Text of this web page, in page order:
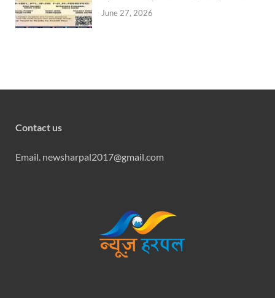
June 27, 2026
Contact us
Email. newsharpal2017@gmail.com